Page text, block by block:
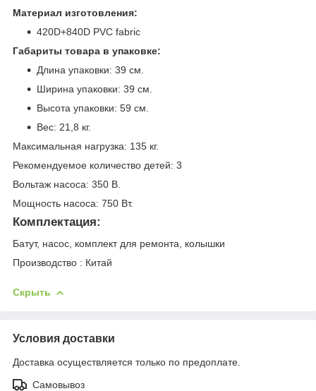
Материал изготовления:
420D+840D PVC fabric
Габариты товара в упаковке:
Длина упаковки: 39 см.
Ширина упаковки: 39 см.
Высота упаковки: 59 см.
Вес: 21,8 кг.
Максимальная нагрузка: 135 кг.
Рекомендуемое количество детей: 3
Вольтаж насоса: 350 В.
Мощность насоса: 750 Вт.
Комплектация:
Батут, насос, комплект для ремонта, колышки
Производство : Китай
Скрыть
Условия доставки
Доставка осуществляется только по предоплате.
Самовывоз